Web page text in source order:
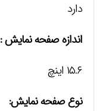
دارد
اندازه صفحه نمایش :
۱۵.۶ اینچ
نوع صفحه نمايش: